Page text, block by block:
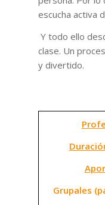
escucha activa
Y todo ello
clase. Un
y divertido.
Grupales